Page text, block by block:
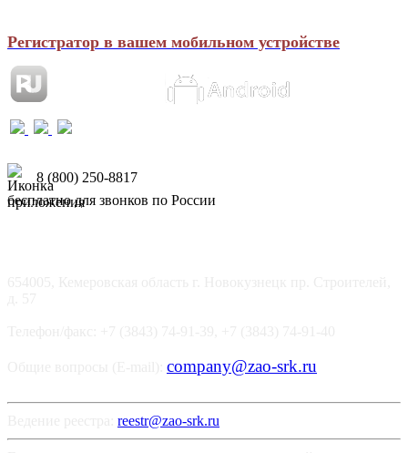
Регистратор в вашем мобильном устройстве
8 (800) 250-8817
бесплатно для звонков по России
company@zao-srk.ru
reestr@zao-srk.ru